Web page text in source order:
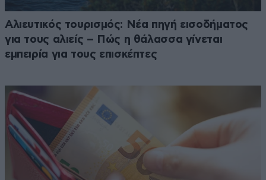
Αλιευτικός τουρισμός: Νέα πηγή εισοδήματος
για τους αλιείς – Πώς η θάλασσα γίνεται
εμπειρία για τους επισκέπτες